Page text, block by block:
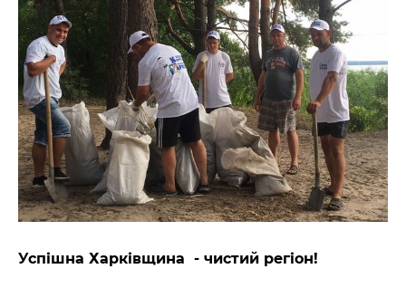
Успішна Харківщина - чистий регіон!